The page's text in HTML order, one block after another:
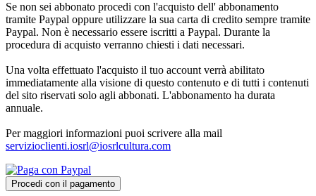
Se non sei abbonato procedi con l'acquisto dell' abbonamento
tramite Paypal oppure utilizzare la sua carta di credito sempre tramite
Paypal. Non è necessario essere iscritti a Paypal. Durante la
procedura di acquisto verranno chiesti i dati necessari.
Una volta effettuato l'acquisto il tuo account verrà abilitato
immediatamente alla visione di questo contenuto e di tutti i contenuti
del sito riservati solo agli abbonati. L'abbonamento ha durata
annuale.
Per maggiori informazioni puoi scrivere alla mail
servizioclienti.iosrl@iosrlcultura.com